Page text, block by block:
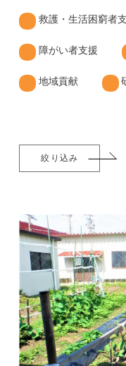
救護・生活困窮者
障がい者支援
地域貢献
絞り込み